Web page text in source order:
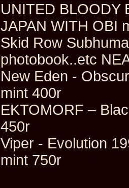
UNITED BLOODY
JAPAN WITH OBI
Skid Row
photobook..etc
New Eden -
mint 400r
EKTOMORF ‎–
450r
Viper - Evolution
mint 750r